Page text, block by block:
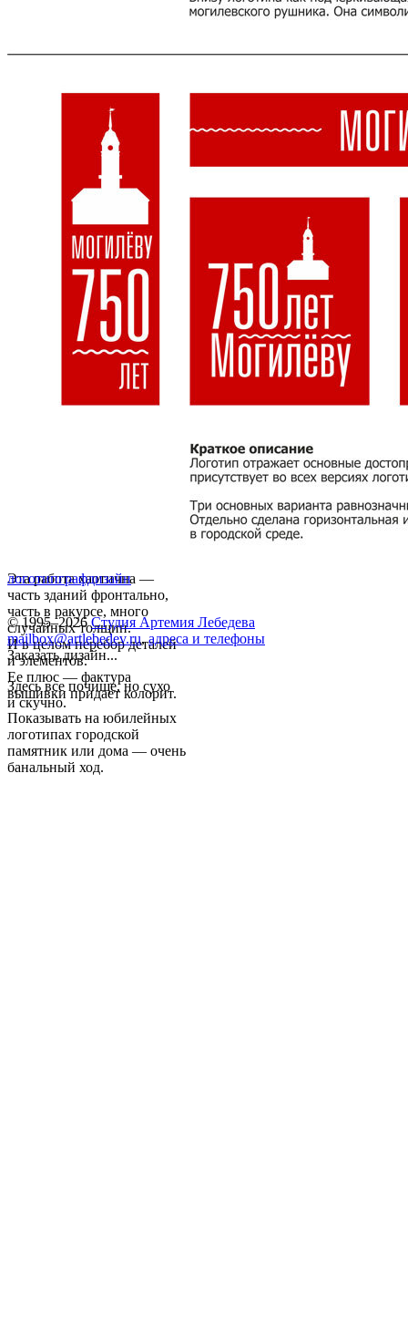
Эта работа хаотична —
часть зданий фронтально,
часть в ракурсе, много
случайных толщин.
И в целом перебор деталей
и элементов.
Ее плюс — фактура
вышивки придает колорит.
Здесь все почище, но сухо
и скучно.
Показывать на юбилейных
логотипах городской
памятник или дома — очень
банальный ход.
логотипграфдизайн
© 1995–2026 Студия Артемия Лебедева
mailbox@artlebedev.ru, адреса и телефоны
Заказать дизайн...